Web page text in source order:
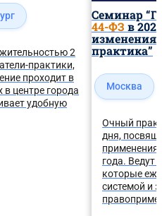
2
практики,
проходит в
центре города
удобную
Семинар
44-ФЗ в
изменения
практика”
Москва
Очный
дня,
применения
года. Ведут
которые
системой и